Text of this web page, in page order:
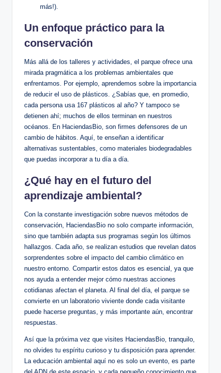
más!).
Un enfoque práctico para la
conservación
Más allá de los talleres y actividades, el parque ofrece una
mirada pragmática a los problemas ambientales que
enfrentamos. Por ejemplo, aprendemos sobre la importancia
de reducir el uso de plásticos. ¿Sabías que, en promedio,
cada persona usa 167 plásticos al año? Y tampoco se
detienen ahí; muchos de ellos terminan en nuestros
océanos. En HaciendasBio, son firmes defensores de un
cambio de hábitos. Aquí, te enseñan a identificar
alternativas sustentables, como materiales biodegradables
que puedas incorporar a tu día a día.
¿Qué hay en el futuro del
aprendizaje ambiental?
Con la constante investigación sobre nuevos métodos de
conservación, HaciendasBio no solo comparte información,
sino que también adapta sus programas según los últimos
hallazgos. Cada año, se realizan estudios que revelan datos
sorprendentes sobre el impacto del cambio climático en
nuestro entorno. Compartir estos datos es esencial, ya que
nos ayuda a entender mejor cómo nuestras acciones
cotidianas afectan el planeta. Al final del día, el parque se
convierte en un laboratorio viviente donde cada visitante
puede hacerse preguntas, y más importante aún, encontrar
respuestas.
Así que la próxima vez que visites HaciendasBio, tranquilo,
no olvides tu espíritu curioso y tu disposición para aprender.
La educación ambiental aquí no es solo un evento, es parte